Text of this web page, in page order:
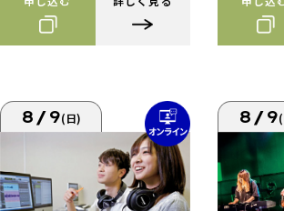
8/9(日) 8/9